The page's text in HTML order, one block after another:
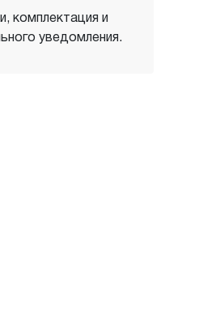
комплектация и
уведомления.